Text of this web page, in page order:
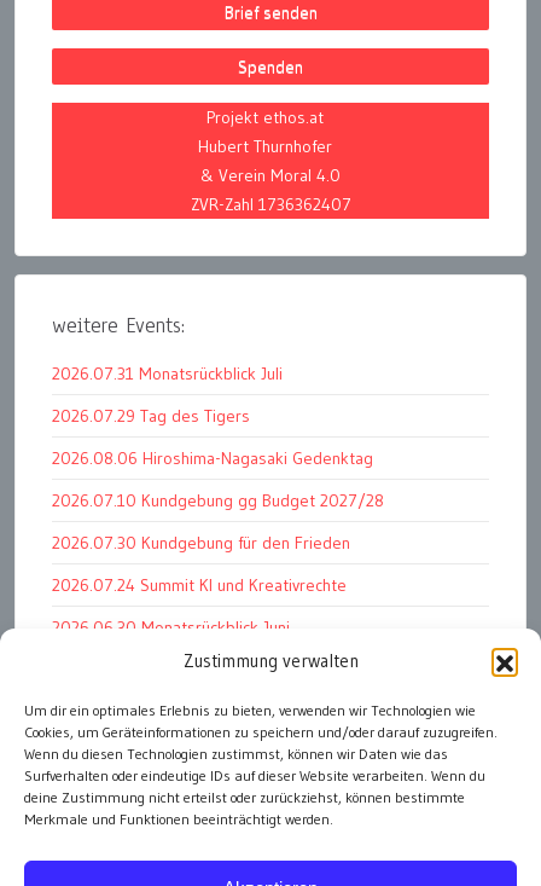
Zustimmung verwalten
Um dir ein optimales Erlebnis zu bieten, verwenden wir Technologien wie
Cookies, um Geräteinformationen zu speichern und/oder darauf zuzugreifen.
Wenn du diesen Technologien zustimmst, können wir Daten wie das
Surfverhalten oder eindeutige IDs auf dieser Website verarbeiten. Wenn du
deine Zustimmung nicht erteilst oder zurückziehst, können bestimmte
Merkmale und Funktionen beeinträchtigt werden.
Brief senden
Spenden
Projekt ethos.at
Hubert Thurnhofer
& Verein Moral 4.0
ZVR-Zahl 1736362407
weitere Events:
2026.07.31 Monatsrückblick Juli
2026.07.29 Tag des Tigers
2026.08.06 Hiroshima-Nagasaki Gedenktag
2026.07.10 Kundgebung gg Budget 2027/28
2026.07.30 Kundgebung für den Frieden
2026.07.24 Summit KI und Kreativrechte
2026.06.30 Monatsrückblick Juni
2026.07.11 Worauf es letztlich ankommt
2026.07.01 Markenwert Studie 2026
2026.07.07 Open Space im Weltmuseum
alle Events